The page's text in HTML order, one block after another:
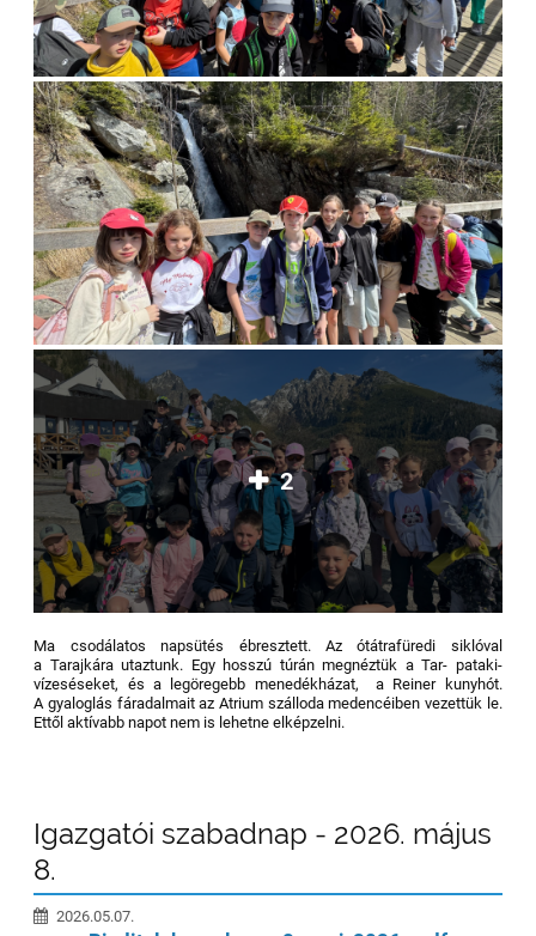
2
Ma csodálatos napsütés ébresztett. Az ótátrafüredi siklóval
a Tarajkára utaztunk. Egy hosszú túrán megnéztük a Tar- pataki-
vízeséseket, és a legöregebb menedékházat, a Reiner kunyhót.
A gyaloglás fáradalmait az Atrium szálloda medencéiben vezettük le.
Ettől aktívabb napot nem is lehetne elképzelni.
Igazgatói szabadnap - 2026. május
8.
2026.05.07.